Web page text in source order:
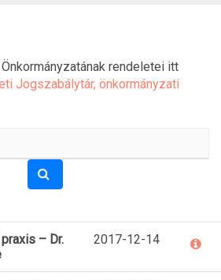
rendeletei itt
Jogszabálytár, önkormányzati
– Dr.
2017-12-14